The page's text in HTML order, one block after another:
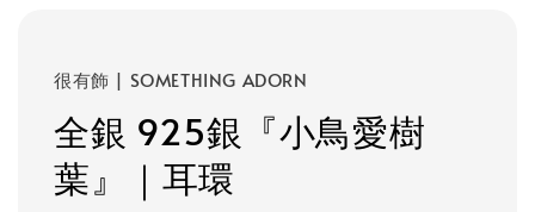
很有飾 | SOMETHING ADORN
全銀 925銀『小鳥愛樹
葉』｜耳環